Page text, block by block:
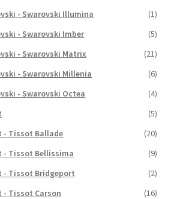
- Swarovski Illumina
(1)
- Swarovski Imber
(5)
- Swarovski Matrix
(21)
- Swarovski Millenia
(6)
- Swarovski Octea
(4)
(5)
- Tissot Ballade
(20)
- Tissot Bellissima
(9)
- Tissot Bridgeport
(2)
- Tissot Carson
(16)